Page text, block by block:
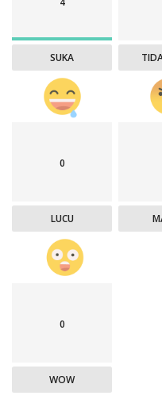
SUKA
0
LUCU
0
WOW